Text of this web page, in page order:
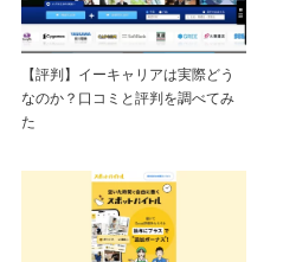
【評判】イーキャリアは実際どう
なのか？口コミと評判を調べてみ
た